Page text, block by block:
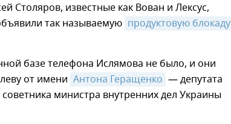
Столяров, известные как Вован и Лексус,
так называемую продуктовую блокаду
базе телефона Ислямова не было, и они
от имени Антона Геращенко — депутата
министра внутренних дел Украины